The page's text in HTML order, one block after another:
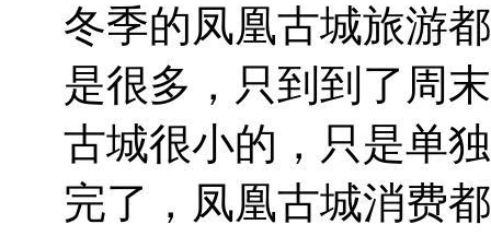
冬季的凤凰古城旅游
是很多，只到到了周
古城很小的，只是单
完了，凤凰古城消费